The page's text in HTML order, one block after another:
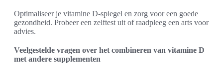
Optimaliseer je vitamine D-spiegel en zorg voor een goede
gezondheid. Probeer een zelftest uit of raadpleeg een arts voor
advies.
Veelgestelde vragen over het combineren van vitamine D
met andere supplementen